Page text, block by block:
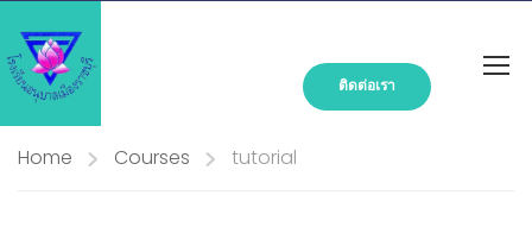
ติดต่อเรา
Home Courses tutorial